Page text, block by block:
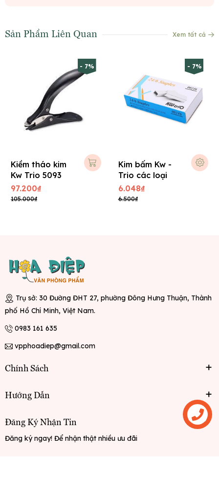
Sản Phẩm Liên Quan Xem tất cả
- 7%
Kiềm tháo kim
Kw Trio 5093
97.200₫
105.000₫
- 7%
Kim bấm Kw -
Trio các loại
6.048₫
6.500₫
Trụ sở: 30 Đường ĐHT 27, phường Đông Hưng Thuận, Thành
phố Hồ Chí Minh, Việt Nam.
0983 161 635
vpphoadiep@gmail.com
Chính Sách
Hướng Dẫn
Đăng Ký Nhận Tin
Đăng ký ngay! Để nhận thật nhiều ưu đãi
Liên hệ